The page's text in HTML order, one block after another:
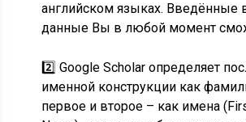
английском языках. Введённые
данные Вы в любой момент
2️⃣ Google Scholar определяет
именной конструкции как
первое и второе – как имена